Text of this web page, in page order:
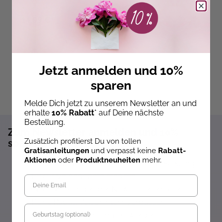
versandbereit
12,99 €
Zum Newsletter anmelden und 10%
sparen!*
Sofort 10% Rabatt auf die nächste Bestellung
Exklusive Angebote erhalten
Gratisanleitungen per Newsletter erhalten
Keine Rabatt-Aktion mehr verpassen
Über Neuheiten informiert werden
Jetzt anmelden und 10%
sparen
Melde Dich jetzt zu unserem Newsletter an und
erhalte 10% Rabatt* auf Deine nächste
Bestellung.
Zusätzlich profitierst Du von tollen
Gratisanleitungen und verpasst keine Rabatt-
Aktionen oder Produktneuheiten mehr.
Geburtstag